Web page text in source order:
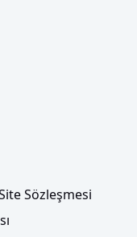
Sözleşmesi